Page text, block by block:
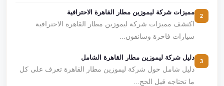
مميزات شركة ليموزين مطار القاهرة الاحترافية
اكتشف مميزات شركة ليموزين مطار القاهرة الاحترافية
سيارات فاخرة وسائقون...
دليل شركة ليموزين مطار القاهرة الشامل
دليل شامل حول شركة ليموزين مطار القاهرة تعرف على كل
ما تحتاجه قبل الحج...